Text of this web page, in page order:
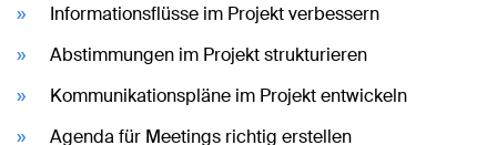
Informationsflüsse im Projekt verbessern
Abstimmungen im Projekt strukturieren
Kommunikationspläne im Projekt entwickeln
Agenda für Meetings richtig erstellen